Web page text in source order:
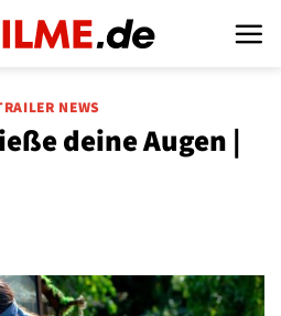
NEWS
deine Augen |